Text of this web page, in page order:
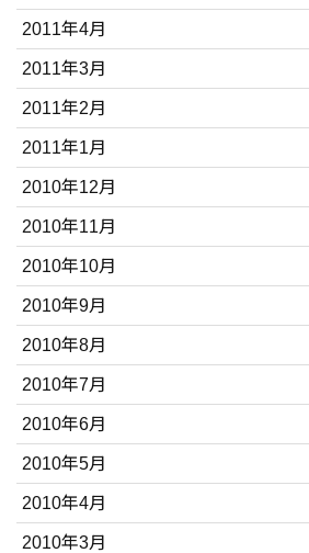
2011年4月
2011年3月
2011年2月
2011年1月
2010年12月
2010年11月
2010年10月
2010年9月
2010年8月
2010年7月
2010年6月
2010年5月
2010年4月
2010年3月